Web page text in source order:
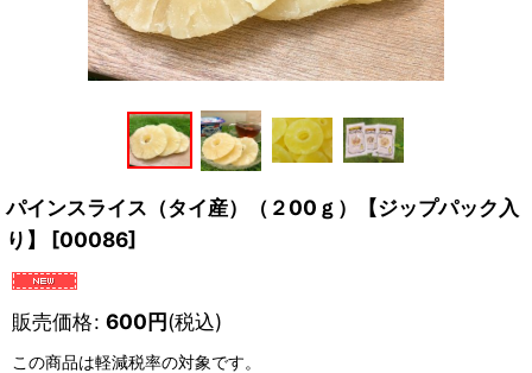
パインスライス（タイ産）（２00ｇ）【ジップパック入
り】
[00086]
販売価格: 600円(税込)
この商品は軽減税率の対象です。